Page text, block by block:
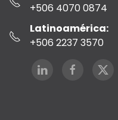
+506 4070 0874
Latinoamérica:
+506 2237 3570